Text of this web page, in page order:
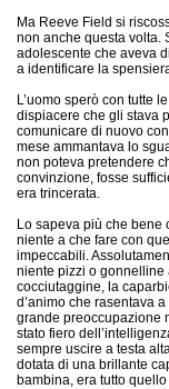
Ma Reeve Field si
non anche questa volta.
adolescente che aveva
a identificare la
L’uomo sperò con tutte
dispiacere che gli stava
comunicare di nuovo
mese ammantava lo
non poteva pretendere
convinzione, fosse
era trincerata.
Lo sapeva più che bene
niente a che fare con
impeccabili.
niente pizzi o gonnelline
cocciutaggine, la
d’animo che rasentava
grande preoccupazione
stato fiero
sempre uscire a testa
dotata di una brillante
bambina, era tutto